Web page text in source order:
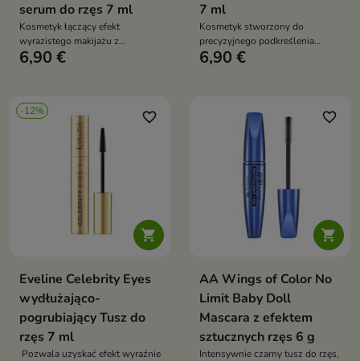
serum do rzęs 7 ml
Kosmetyk łączący efekt
wyrazistego makijażu z
właściwościami pielęgnującymi.
6,90 €
7 ml
Kosmetyk stworzony do
precyzyjnego podkreślenia
spojrzenia poprzez efekt
6,90 €
-12%

favorite_border
Eveline Celebrity Eyes
wydłużająco-
pogrubiający Tusz do
rzęs 7 ml
Pozwala uzyskać efekt wyraźnie

favorite_border
AA Wings of Color No
Limit Baby Doll
Mascara z efektem
sztucznych rzęs 6 g
Intensywnie czarny tusz do rzęs,